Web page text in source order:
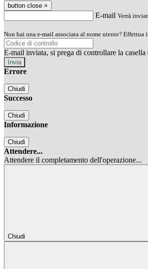
button close ×
E-mail Verrà
Non hai una e-mail associata al nome utente? Effettua
E-mail inviata, si prega di controllare la casella
Errore
Chiudi
Successo
Chiudi
Informazione
Chiudi
Attendere...
Attendere il completamento dell'operazione...
Chiudi